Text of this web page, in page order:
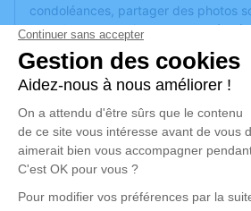
condoléances, partager des photos
anecdote ou exprimer vos pensées à
ou des textes. Cet endroit est un lieu
honorer la mémoire d’Hervé ALBERT.
Un service de plantation d’arbre